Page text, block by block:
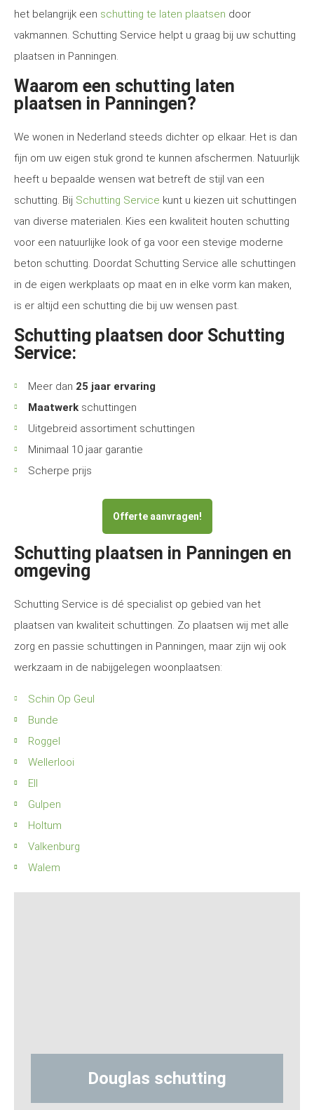
het belangrijk een schutting te laten plaatsen door
vakmannen. Schutting Service helpt u graag bij uw schutting
plaatsen in Panningen.
Waarom een schutting laten
plaatsen in Panningen?
We wonen in Nederland steeds dichter op elkaar. Het is dan
fijn om uw eigen stuk grond te kunnen afschermen. Natuurlijk
heeft u bepaalde wensen wat betreft de stijl van een
schutting. Bij Schutting Service kunt u kiezen uit schuttingen
van diverse materialen. Kies een kwaliteit houten schutting
voor een natuurlijke look of ga voor een stevige moderne
beton schutting. Doordat Schutting Service alle schuttingen
in de eigen werkplaats op maat en in elke vorm kan maken,
is er altijd een schutting die bij uw wensen past.
Schutting plaatsen door Schutting
Service:
Meer dan 25 jaar ervaring
Maatwerk schuttingen
Uitgebreid assortiment schuttingen
Minimaal 10 jaar garantie
Scherpe prijs
Offerte aanvragen!
Schutting plaatsen in Panningen en
omgeving
Schutting Service is dé specialist op gebied van het
plaatsen van kwaliteit schuttingen. Zo plaatsen wij met alle
zorg en passie schuttingen in Panningen, maar zijn wij ook
werkzaam in de nabijgelegen woonplaatsen:
Schin Op Geul
Bunde
Roggel
Wellerlooi
Ell
Gulpen
Holtum
Valkenburg
Walem
schutting Hout-